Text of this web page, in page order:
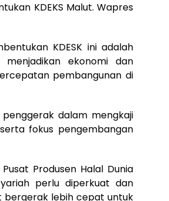
KDEKS Malut. Wapres
KDESK ini adalah
ekonomi dan
pembangunan di
dalam mengkaji
fokus pengembangan
Produsen Halal Dunia
perlu diperkuat dan
bergerak lebih cepat untuk